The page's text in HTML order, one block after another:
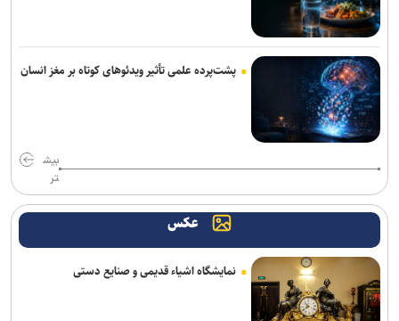
پشت‌پرده علمی تأثیر ویدئو‌های کوتاه بر مغز انسان
بیش
تر
عکس
نمایشگاه اشیاء قدیمی و صنایع دستی